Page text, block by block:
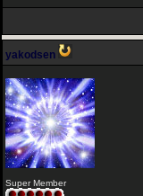
yakodsen
Super Member